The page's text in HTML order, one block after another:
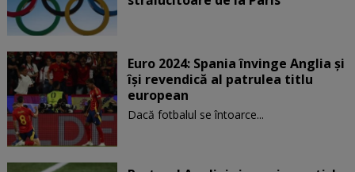
Euro 2024: Spania învinge Anglia și
își revendică al patrulea titlu
european
Dacă fotbalul se întoarce...